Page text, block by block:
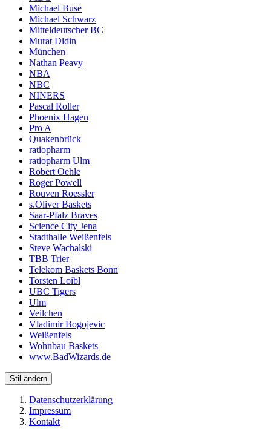
Michael Buse
Michael Schwarz
Mitteldeutscher BC
Murat Didin
München
Nathan Peavy
NBA
NBC
NINERS
Pascal Roller
Phoenix Hagen
Pro A
Quakenbrück
ratiopharm
ratiopharm Ulm
Robert Oehle
Roger Powell
Rouven Roessler
s.Oliver Baskets
Saar-Pfalz Braves
Science City Jena
Stadthalle Weißenfels
Steve Wachalski
TBB Trier
Telekom Baskets Bonn
Torsten Loibl
UBC Tigers
Ulm
Veilchen
Vladimir Bogojevic
Weißenfels
Wohnbau Baskets
www.BadWizards.de
Stil ändern
Datenschutzerklärung
Impressum
Kontakt